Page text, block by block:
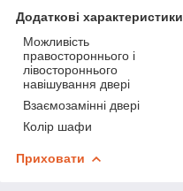
Додаткові характеристики
Можливість
правостороннього і
лівостороннього
навішування двері
Взаємозамінні двері
Колір шафи
Приховати